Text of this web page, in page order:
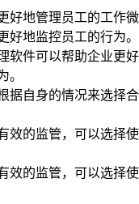
好地管理员工的工作微
好地监控员工的行为。
软件可以帮助企业更好
。
据自身的情况来选择合
效的监管，可以选择使
效的监管，可以选择使